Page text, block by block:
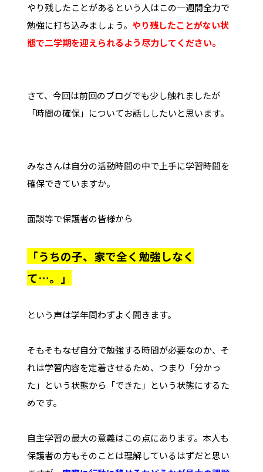
やり残したことがあるという人はこの一週間全力で
勉強に打ち込みましょう。 やり残したことがない状
態で二学期を迎えられるよう尽力してください。
さて、今回は前回のブログでも少し触れましたが
「時間の確保」についてお話ししたいと思います。
みなさんは自分の活動時間の中で上手に学習時間を
確保できていますか。
面談等で保護者の皆様から
「うちの子、家で全く勉強しなく
て…。」
という声は学年問わずよく聞きます。
そもそもなぜ自分で勉強する時間が必要なのか、そ
れは学習内容を定着させるため、つまり「分かっ
た」という状態から「できた」という状態にするた
めです。
自主学習の最大の意義はこの点にあります。本人も
保護者の方もそのことは理解しているはずだと思い